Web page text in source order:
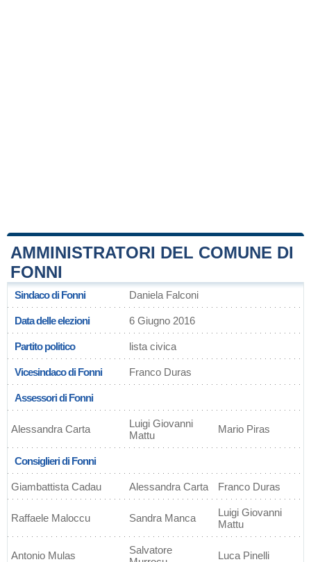
AMMINISTRATORI DEL COMUNE DI
FONNI
Sindaco di Fonni Daniela Falconi
Data delle elezioni 6 Giugno 2016
Partito politico lista civica
Vicesindaco di Fonni Franco Duras
Assessori di Fonni
Alessandra Carta
Luigi Giovanni
Mattu
Mario Piras
Consiglieri di Fonni
Giambattista Cadau Alessandra Carta Franco Duras
Raffaele Maloccu Sandra Manca
Luigi Giovanni
Mattu
Antonio Mulas
Salvatore
Luca Pinelli